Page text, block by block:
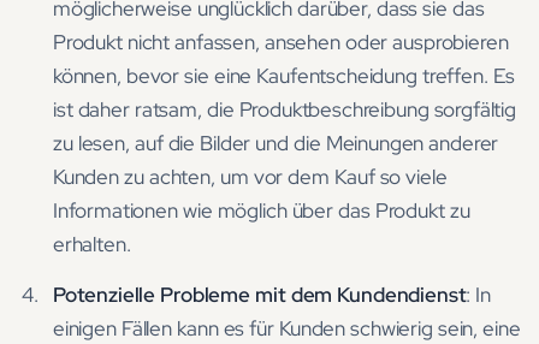
möglicherweise unglücklich darüber, dass sie das
Produkt nicht anfassen, ansehen oder ausprobieren
können, bevor sie eine Kaufentscheidung treffen. Es
ist daher ratsam, die Produktbeschreibung sorgfältig
zu lesen, auf die Bilder und die Meinungen anderer
Kunden zu achten, um vor dem Kauf so viele
Informationen wie möglich über das Produkt zu
erhalten.
Potenzielle Probleme mit dem Kundendienst: In
einigen Fällen kann es für Kunden schwierig sein, eine